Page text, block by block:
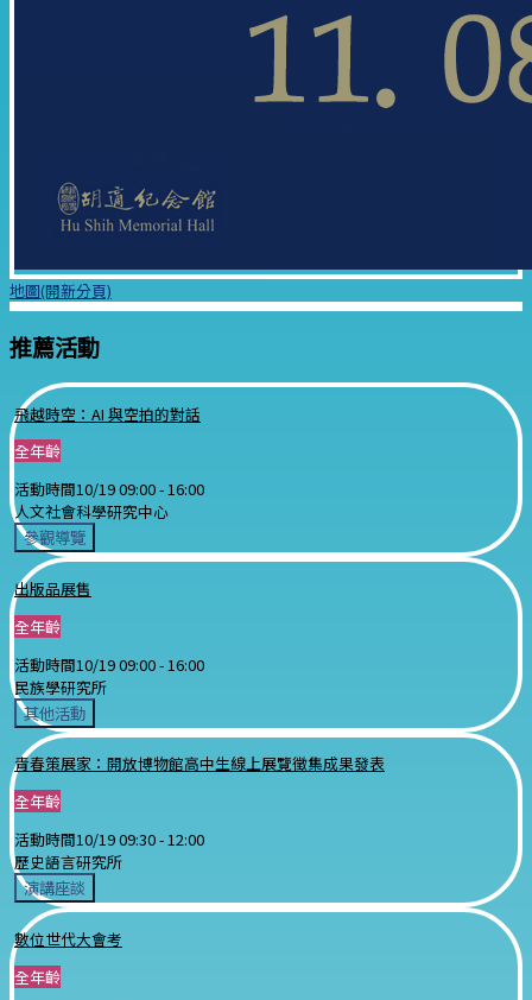
地圖(開新分頁)
推薦活動
飛越時空：AI 與空拍的對話
全年齡
活動時間10/19 09:00 -16:00
人文社會科學研究中心
參觀導覽
出版品展售
全年齡
活動時間10/19 09:00 - 16:00
民族學研究所
其他活動
青春策展家：開放博物館高中生線上展覽徵集成果發表
全年齡
活動時間10/19 09:30 -12:00
歷史語言研究所
演講座談
數位世代大會考
全年齡